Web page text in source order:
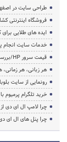
طراحی سایت در
فروشگاه اینترنتی
ایده های طلایی برای
خدمات سایت انجام
قیمت سرور HP/بررسی و خرید سرور اچ پی
هر زبانی، هر زمانی،
رونمایی از سایت
خرید تلگرام پرمیوم
چرا لامپ ال ای دی
چرا پنل های ال ای